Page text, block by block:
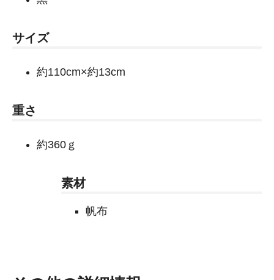
サイズ
約110cm×約13cm
重さ
約360ｇ
素材
帆布